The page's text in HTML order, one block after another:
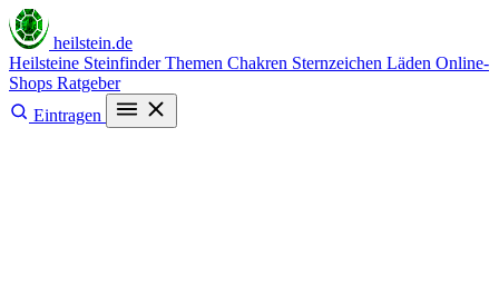
heilstein.de
Heilsteine SteinfinderThemen Chakren Sternzeichen Läden Online-
Shops Ratgeber
Eintragen